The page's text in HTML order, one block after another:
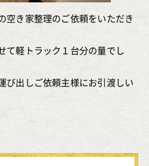
空き家整理のご依頼をいただき
て軽トラック１台分の量でし
び出しご依頼主様にお引渡しい